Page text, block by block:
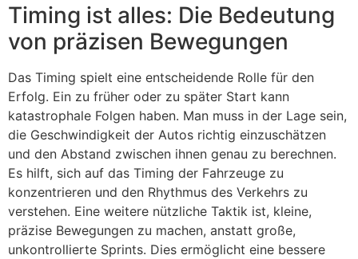
Timing ist alles: Die Bedeutung
von präzisen Bewegungen
Das Timing spielt eine entscheidende Rolle für den
Erfolg. Ein zu früher oder zu später Start kann
katastrophale Folgen haben. Man muss in der Lage sein,
die Geschwindigkeit der Autos richtig einzuschätzen
und den Abstand zwischen ihnen genau zu berechnen.
Es hilft, sich auf das Timing der Fahrzeuge zu
konzentrieren und den Rhythmus des Verkehrs zu
verstehen. Eine weitere nützliche Taktik ist, kleine,
präzise Bewegungen zu machen, anstatt große,
unkontrollierte Sprints. Dies ermöglicht eine bessere